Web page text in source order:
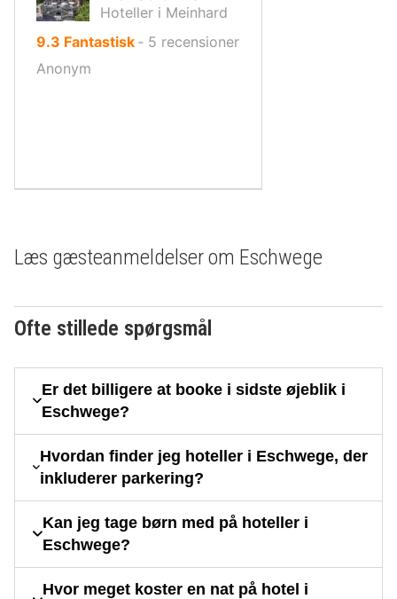
Hoteller i Meinhard
9.3 ud
10,
Fantastisk ‐ 5 recensioner
Anonym
Læs gæsteanmeldelser om Eschwege
Ofte stillede spørgsmål
Er det billigere at booke i sidste øjeblik i
Eschwege?
Hvordan finder jeg hoteller i Eschwege, der
inkluderer parkering?
Kan jeg tage børn med på hoteller i
Eschwege?
Hvor meget koster en nat på hotel i